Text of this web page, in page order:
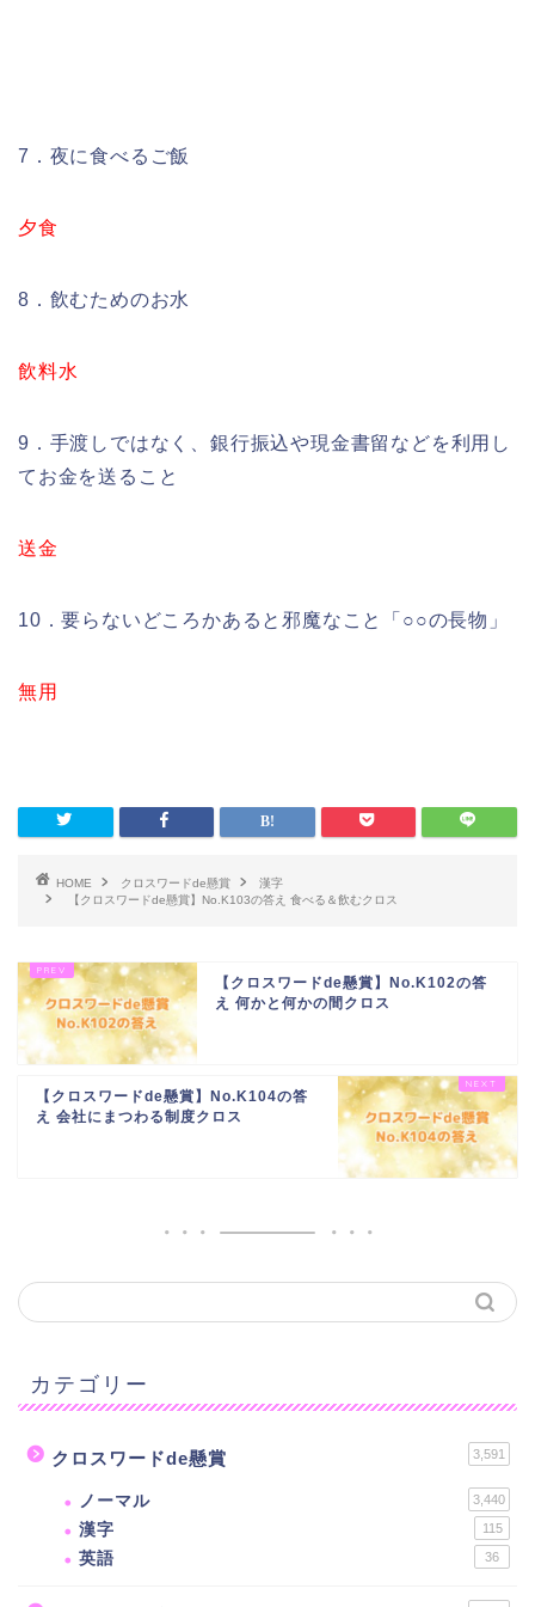
7．夜に食べるご飯
夕食
8．飲むためのお水
飲料水
9．手渡しではなく、銀行振込や現金書留などを利用し
てお金を送ること
送金
10．要らないどころかあると邪魔なこと「○○の長物」
無用
HOME クロスワードde懸賞
漢字
【クロスワードde懸賞】No.K103の答え 食べる＆飲むクロス
【クロスワードde懸賞】No.K102の答
え 何かと何かの間クロス
【クロスワードde懸賞】No.K104の答
え 会社にまつわる制度クロス
カテゴリー
クロスワードde懸賞 3,591
ノーマル 3,440
漢字 115
英語 36